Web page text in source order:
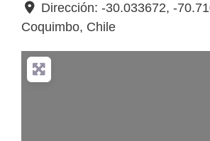
Dirección:-30.033672, -
Coquimbo, Chile